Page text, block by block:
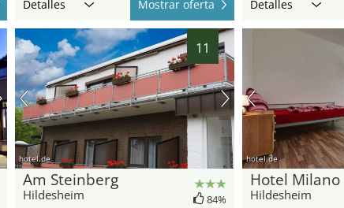
Detalles Mostrar oferta Detalles
11
hotel.de
Am Steinberg
Hildesheim 84%
hotel.de
Hotel Milano
Hildesheim